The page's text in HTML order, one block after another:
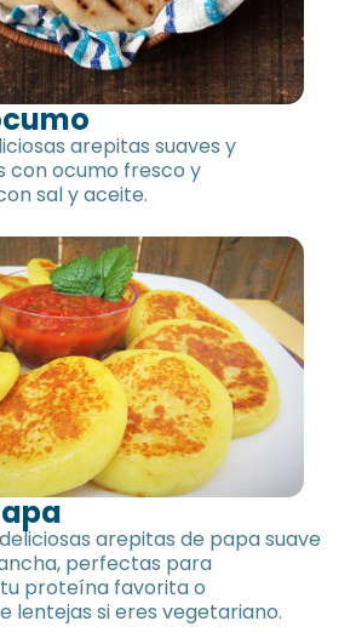
arepitas suaves y
con ocumo fresco y
sal y aceite.
arepitas de papa suave
perfectas para
proteína favorita o
lentejas si eres vegetariano.